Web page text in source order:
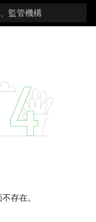
監管機構
存在。